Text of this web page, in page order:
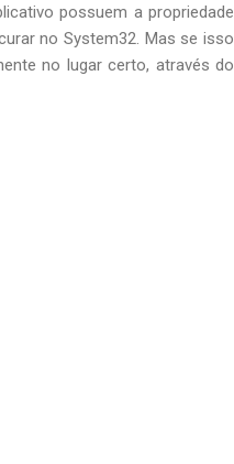
possuem a propriedade
no System32. Mas se isso
no lugar certo, através do